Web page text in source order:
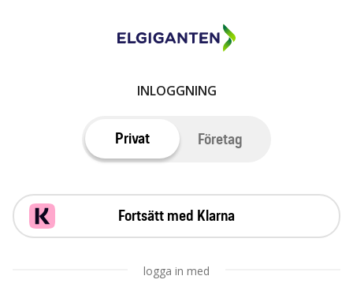
INLOGGNING
Privat Företag
Fortsätt med Klarna
logga in med